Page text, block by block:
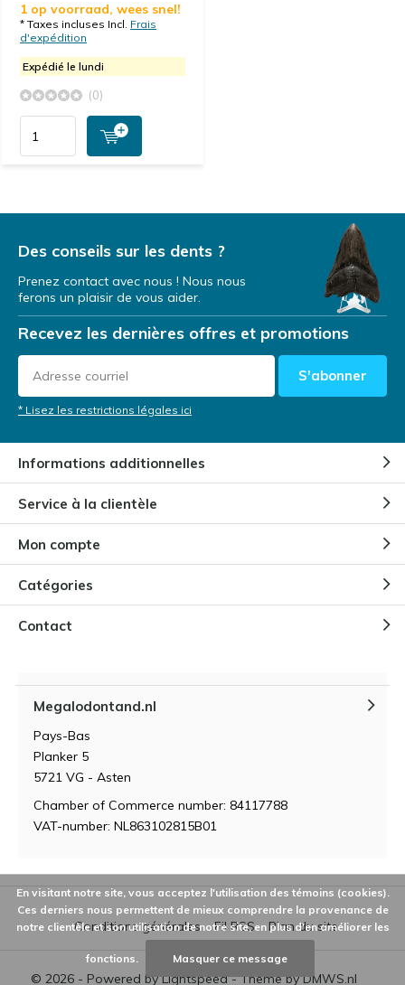
1 op voorraad, wees snel!
* Taxes incluses Incl. Frais
d'expédition
Expédié le lundi
(0)
Des conseils sur les dents ?
Prenez contact avec nous ! Nous nous
ferons un plaisir de vous aider.
Recevez les dernières offres et promotions
S'abonner
* Lisez les restrictions légales ici
Informations additionnelles
Service à la clientèle
Mon compte
Catégories
Contact
Megalodontand.nl
Pays-Bas
Planker 5
5721 VG - Asten
Chamber of Commerce number: 84117788
VAT-number: NL863102815B01
© 2026 - Powered byLightspeed- Theme byDMWS.nl
Conditions générales Fil RSS Plan du site
En visitant notre site, vous acceptez l'utilisation des témoins (cookies).
Ces derniers nous permettent de mieux comprendre la provenance de
notre clientèle et son utilisation de notre site, en plus d'en améliorer les
fonctions. Masquer ce message